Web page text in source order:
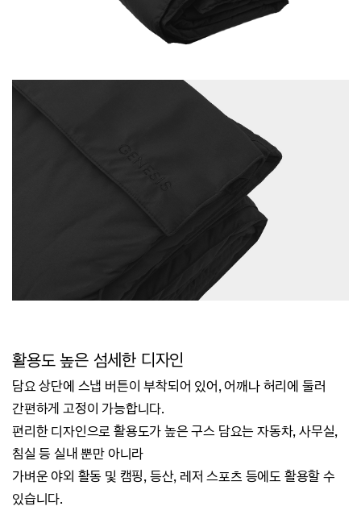
활용도 높은 섬세한 디자인
담요 상단에 스냅 버튼이 부착되어 있어, 어깨나 허리에 둘러
간편하게 고정이 가능합니다.
편리한 디자인으로 활용도가 높은 구스 담요는 자동차, 사무실,
침실 등 실내 뿐만 아니라
가벼운 야외 활동 및 캠핑, 등산, 레저 스포츠 등에도 활용할 수
있습니다.